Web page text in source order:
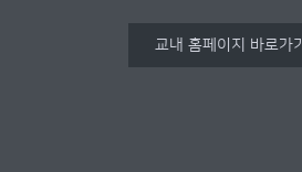
교내 홈페이지 바로가기